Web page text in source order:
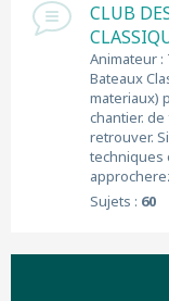
CLUB
Animateur :
Bateaux
materiaux)
chantier.
retrouver.
techniques
Sujets : 60